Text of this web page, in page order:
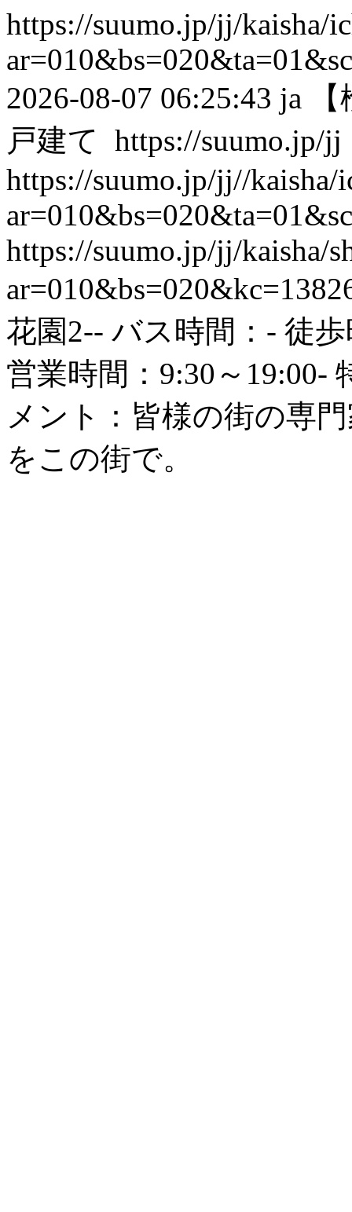
https://suumo.jp/jj/kaisha/
2026-08-07 06:25:43 ja
戸建て https://suumo.jp/jj
https://suumo.jp/jj//kaisha/
https://suumo.jp/jj/kaisha/
花園2-- バス時間：- 徒
営業時間：9:30～19:00-
メント：皆様の街の専
をこの街で。